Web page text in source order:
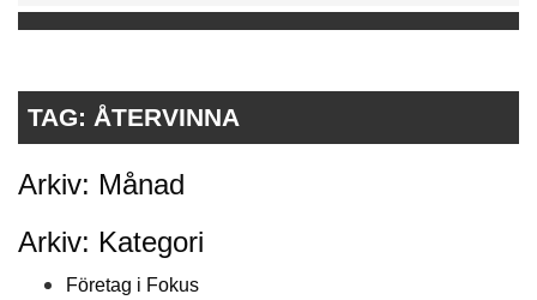
PUBLIKATIONER
TAG: ÅTERVINNA
Arkiv: Månad
Arkiv: Kategori
Företag i Fokus